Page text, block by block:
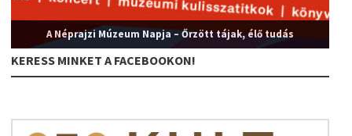
A Néprajzi Múzeum Napja – Őrzött tájak, élő tudás
KERESS MINKET A FACEBOOKON!